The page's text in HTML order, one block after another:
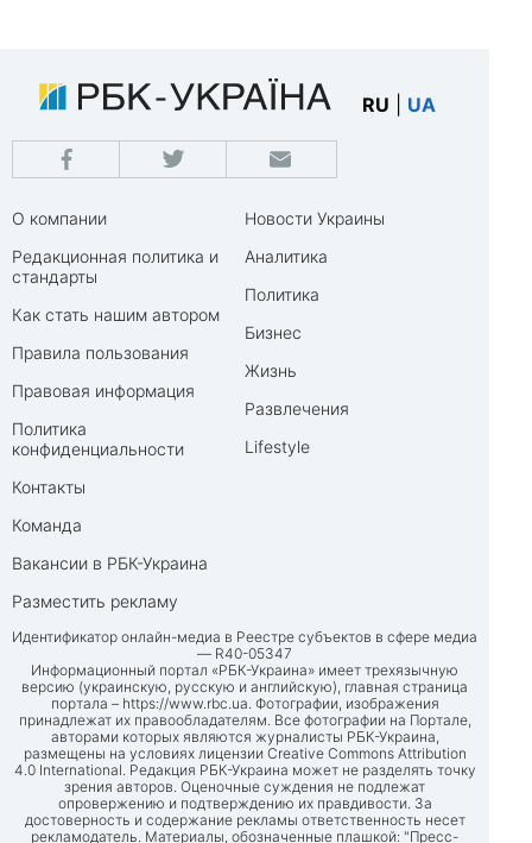
RU UA
О компании
Редакционная политика и
стандарты
Как стать нашим автором
Правила пользования
Правовая информация
Политика
конфиденциальности
Контакты
Команда
Вакансии в РБК-Украина
Разместить рекламу
Новости Украины
Аналитика
Политика
Бизнес
Жизнь
Развлечения
Lifestyle
Идентификатор онлайн-медиа в Реестре субъектов в сфере медиа
— R40-05347
Информационный портал «РБК-Украина» имеет трехязычную
версию (украинскую, русскую и английскую), главная страница
портала – https://www.rbc.ua. Фотографии, изображения
принадлежат их правообладателям. Все фотографии на Портале,
авторами которых являются журналисты РБК-Украина,
размещены на условиях лицензии Creative Commons Attribution
4.0 International. Редакция РБК-Украина может не разделять точку
зрения авторов. Оценочные суждения не подлежат
опровержению и подтверждению их правдивости. За
достоверность и содержание рекламы ответственность несет
рекламодатель. Материалы, обозначенные плашкой: "Пресс-